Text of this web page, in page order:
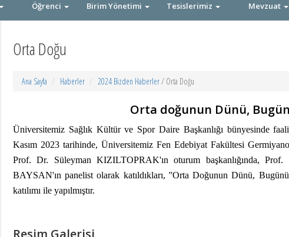
Öğrenci Birim Yönetimi Tesislerimiz Mevzuat
Orta Doğu
Ana Sayfa Haberler 2024 Bizden Haberler/ Orta Doğu
Orta doğunun Dünü,
Üniversitemiz Sağlık Kültür ve Spor Daire Başkanlığı bünyesinde
Kasım 2023 tarihinde, Üniversitemiz Fen Edebiyat Fakültesi
Prof. Dr. Süleyman KIZILTOPRAK'ın oturum başkanlığında,
BAYSAN'ın panelist olarak katıldıkları, ''Orta Doğunun Dünü,
katılımı ile yapılmıştır.
Resim Galerisi